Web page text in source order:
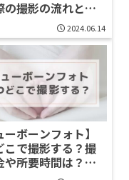
の撮影の流れと料
ータ枚数・所要時
2024.06.14
ーボーンフォト】
こで撮影する？撮
や所要時間は？疑